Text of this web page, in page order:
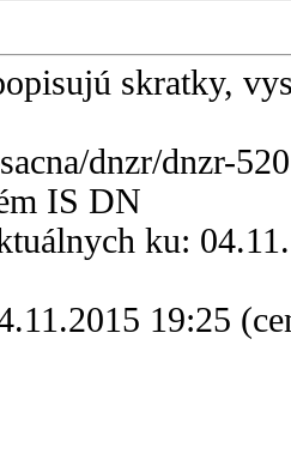
skratky,
dnzr/dnzr-
IS DN
ku:
19:25